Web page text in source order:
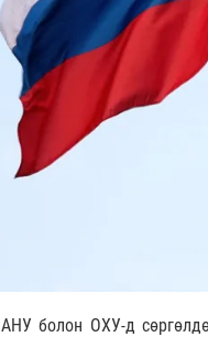
АНУ болон ОХУ-д